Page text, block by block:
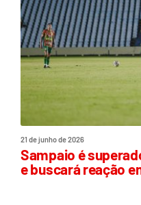
21 de junho de 2026
Sampaio é
e buscará reação